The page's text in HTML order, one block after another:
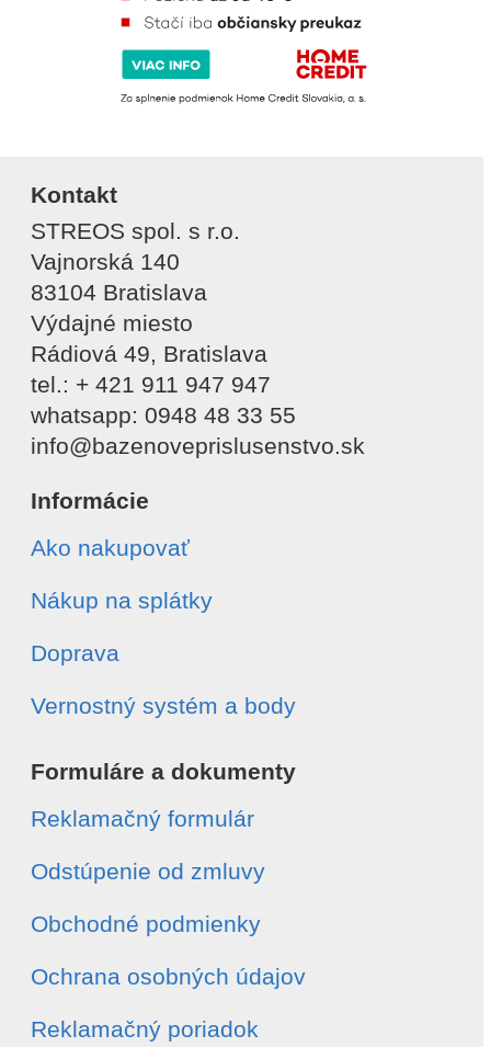
Kontakt
STREOS spol. s r.o.
Vajnorská 140
83104 Bratislava
Výdajné miesto
Rádiová 49, Bratislava
tel.: + 421 911 947 947
whatsapp: 0948 48 33 55
info@bazenoveprislusenstvo.sk
Informácie
Ako nakupovať
Nákup na splátky
Doprava
Vernostný systém a body
Formuláre a dokumenty
Reklamačný formulár
Odstúpenie od zmluvy
Obchodné podmienky
Ochrana osobných údajov
Reklamačný poriadok